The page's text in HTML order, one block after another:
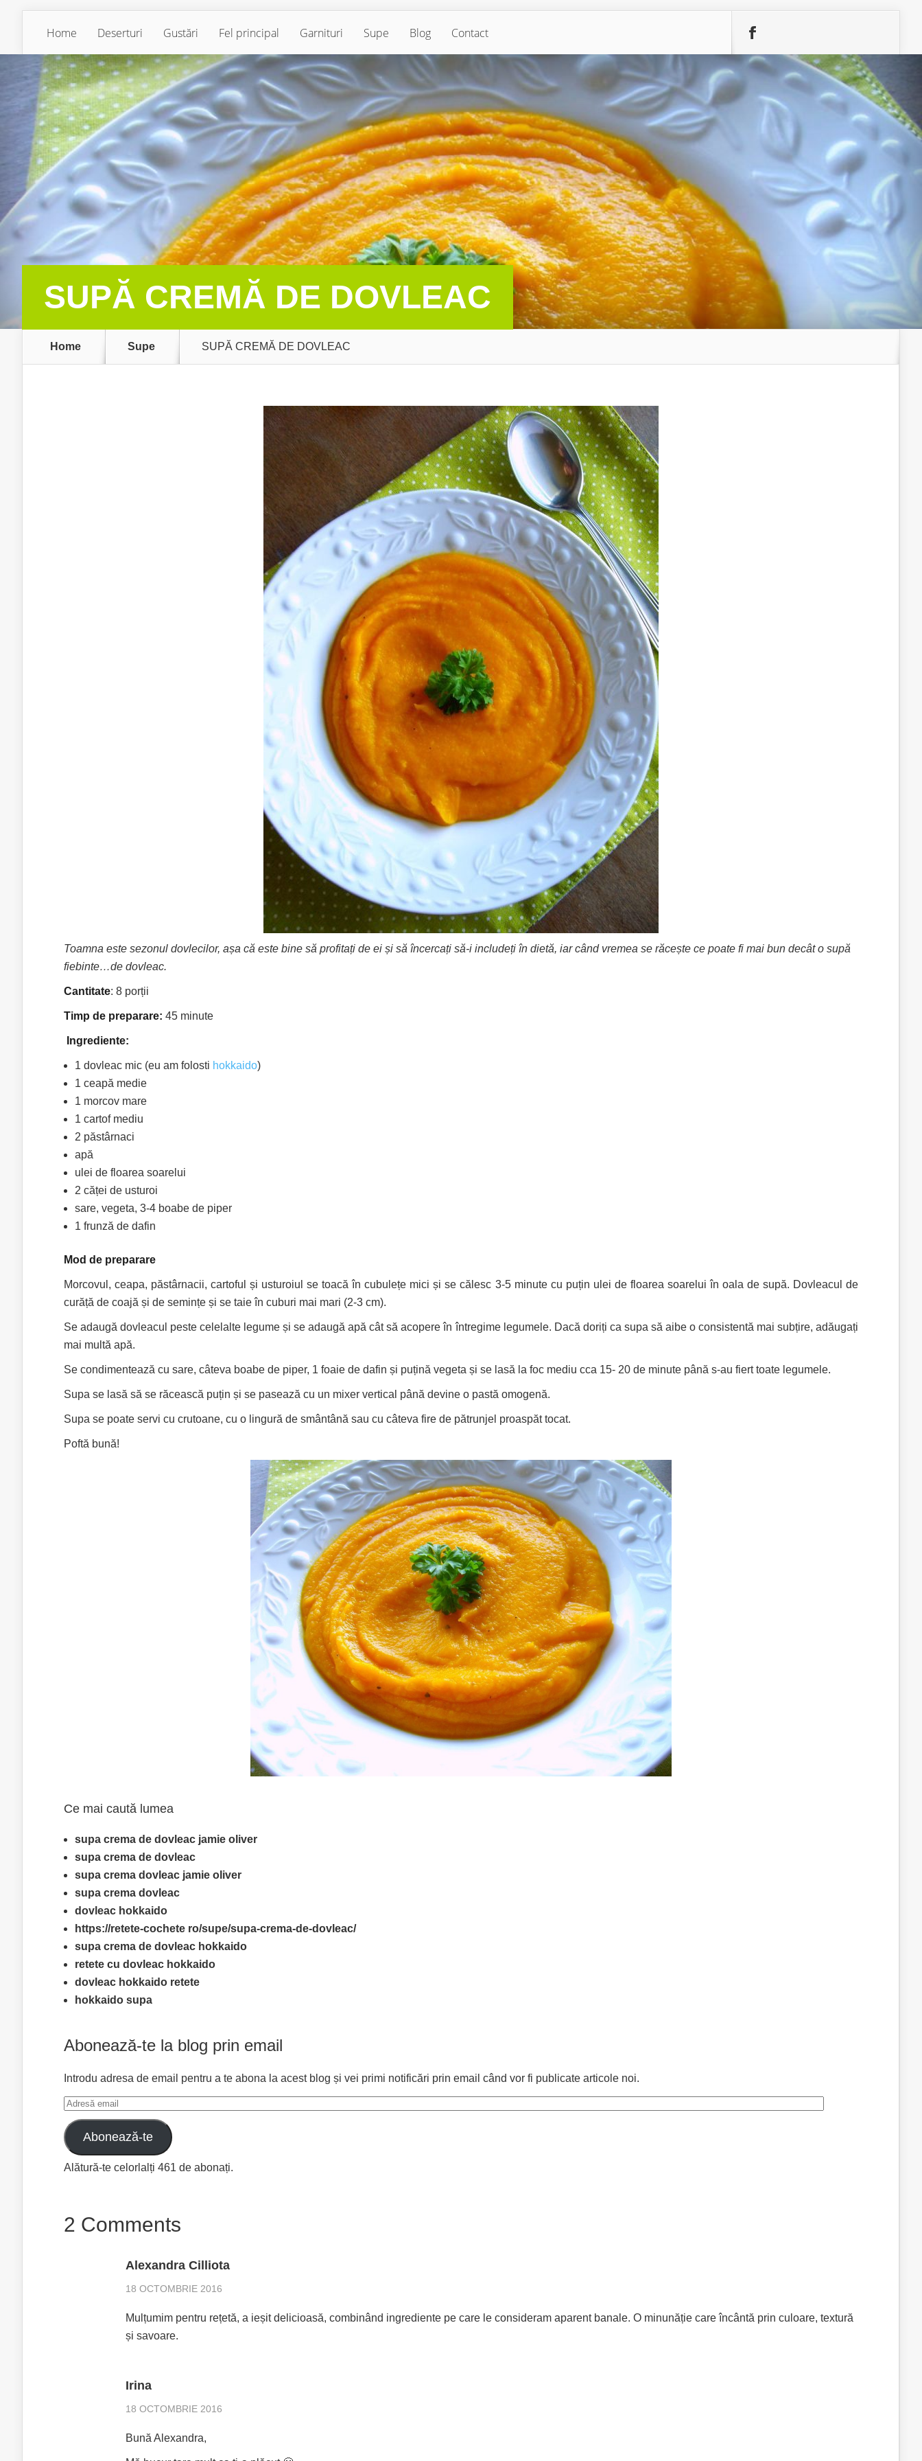
Home Deserturi Gustări Fel principal Garnituri Supe Blog Contact
SUPĂ CREMĂ DE DOVLEAC
Home Supe SUPĂ CREMĂ DE DOVLEAC
Toamna este sezonul dovlecilor, așa că este bine să profitați de ei și să încercați să-i includeți în dietă, iar când vremea se răcește ce poate fi mai bun decât o supă
fiebinte…de dovleac.
Cantitate: 8 porții
Timp de preparare: 45 minute
Ingrediente:
1 dovleac mic (eu am folosti hokkaido)
1 ceapă medie
1 morcov mare
1 cartof mediu
2 păstârnaci
apă
ulei de floarea soarelui
2 căței de usturoi
sare, vegeta, 3-4 boabe de piper
1 frunză de dafin
Mod de preparare
Morcovul, ceapa, păstârnacii, cartoful și usturoiul se toacă în cubulețe mici și se călesc 3-5 minute cu puțin ulei de floarea soarelui în oala de supă. Dovleacul de
curăță de coajă și de semințe și se taie în cuburi mai mari (2-3 cm).
Se adaugă dovleacul peste celelalte legume și se adaugă apă cât să acopere în întregime legumele. Dacă doriți ca supa să aibe o consistentă mai subțire, adăugați
mai multă apă.
Se condimentează cu sare, câteva boabe de piper, 1 foaie de dafin și puțină vegeta și se lasă la foc mediu cca 15- 20 de minute până s-au fiert toate legumele.
Supa se lasă să se răcească puțin și se pasează cu un mixer vertical până devine o pastă omogenă.
Supa se poate servi cu crutoane, cu o lingură de smântână sau cu câteva fire de pătrunjel proaspăt tocat.
Poftă bună!
Ce mai caută lumea
supa crema de dovleac jamie oliver
supa crema de dovleac
supa crema dovleac jamie oliver
supa crema dovleac
dovleac hokkaido
https://retete-cochete ro/supe/supa-crema-de-dovleac/
supa crema de dovleac hokkaido
retete cu dovleac hokkaido
dovleac hokkaido retete
hokkaido supa
Abonează-te la blog prin email
Introdu adresa de email pentru a te abona la acest blog și vei primi notificări prin email când vor fi publicate articole noi.
Adresă
email
Abonează-te
Alătură-te celorlalți 461 de abonați.
2 Comments
Alexandra Cilliota
18 OCTOMBRIE 2016
Mulțumim pentru rețetă, a ieșit delicioasă, combinând ingrediente pe care le consideram aparent banale. O minunăție care încântă prin culoare, textură
și savoare.
Irina
18 OCTOMBRIE 2016
Bună Alexandra,